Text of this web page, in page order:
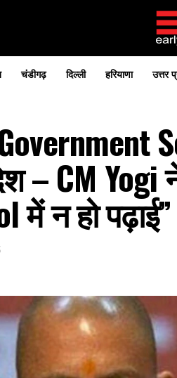
चंडीगढ़ दिल्ली हरियाणा उत्तर
– CM Yogi
में न हो पढ़ाई”